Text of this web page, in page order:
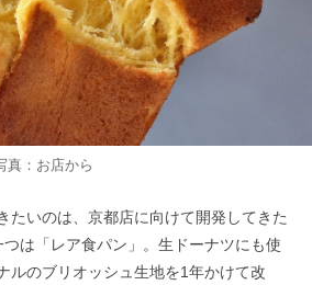
真：お店から
たいのは、京都店に向けて開発してきた
は「レア食パン」。生ドーナツにも使
ルのブリオッシュ生地を1年かけて改